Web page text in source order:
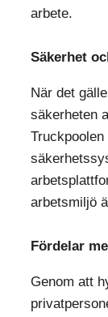
arbete.
Säkerhet
När det
säkerheten
arbetsmiljö
Fördelar
Genom att